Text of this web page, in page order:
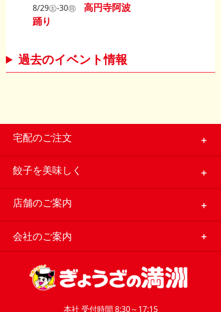
8/29㊏‐30㊐ 高円寺阿波
踊り
過去のイベント情報
宅配のご注文 ＋
餃子を美味しく ＋
店舗のご案内 ＋
会社のご案内 ＋
本社 受付時間 8:30～17:15